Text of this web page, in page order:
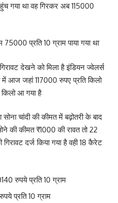
गया था वह गिरकर अब 115000
प्रति 10 ग्राम पाया गया था
देखने को मिला है इंडियन ज्वेलर्स
आज जहां 117000 रुपए प्रति किलो
किलो आ गया है
चांदी की कीमत में बढ़ोतरी के बाद
की कीमत ₹1000 की रावत तो 22
दर्ज किया गया है वही 18 कैरेट
रुपये प्रति 10 ग्राम
प्रति 10 ग्राम